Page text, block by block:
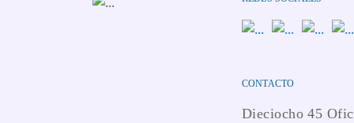
CONTACTO
Dieciocho 45